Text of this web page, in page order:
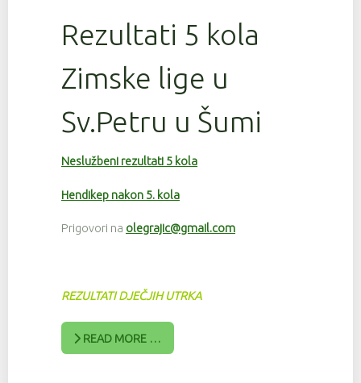
Rezultati 5 kola
Zimske lige u
Sv.Petru u Šumi
Neslužbeni rezultati 5 kola
Hendikep nakon 5. kola
Prigovori na olegrajic@gmail.com
REZULTATI DJEČJIH UTRKA
READ MORE …